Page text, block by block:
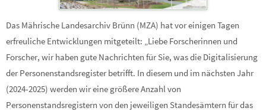
Das Mährische Landesarchiv Brünn (MZA) hat vor einigen Tagen
erfreuliche Entwicklungen mitgeteilt: „Liebe Forscherinnen und
Forscher, wir haben gute Nachrichten für Sie, was die Digitalisierung
der Personenstandsregister betrifft. In diesem und im nächsten Jahr
(2024-2025) werden wir eine größere Anzahl von
Personenstandsregistern von den jeweiligen Standesämtern für das